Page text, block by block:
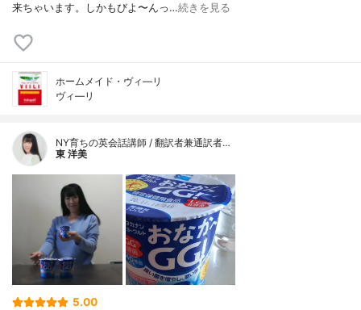
来ちゃいます。しかもびよ〜んっ…続きを見る
ホームメイド・ヴィ―リ
ヴィ―リ
NY育ちの英会話講師 / 翻訳者兼通訳者…
東 洋美
5.00